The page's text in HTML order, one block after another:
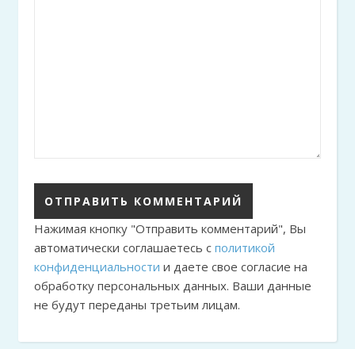
Нажимая кнопку "Отправить комментарий", Вы
автоматически соглашаетесь с политикой
конфиденциальности и даете свое согласие на
обработку персональных данных. Ваши данные
не будут переданы третьим лицам.